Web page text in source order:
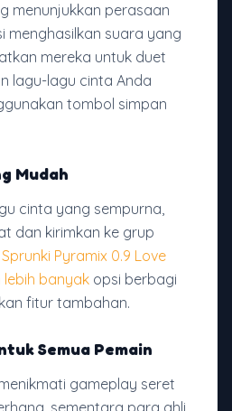
menunjukkan perasaan
menghasilkan suara yang
mereka untuk duet
lagu-lagu cinta Anda
tombol simpan
Mudah
cinta yang sempurna,
dan kirimkan ke grup
Sprunki Pyramix 0.9 Love
lebih banyak opsi berbagi
fitur tambahan.
Semua Pemain
gameplay seret